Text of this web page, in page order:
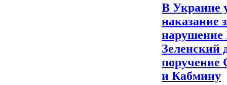
В Украине
наказание
Зеленский
и Кабмину